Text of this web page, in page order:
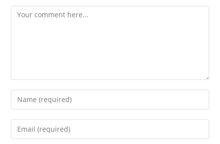
Comment
Enter
your
name
Enter
your